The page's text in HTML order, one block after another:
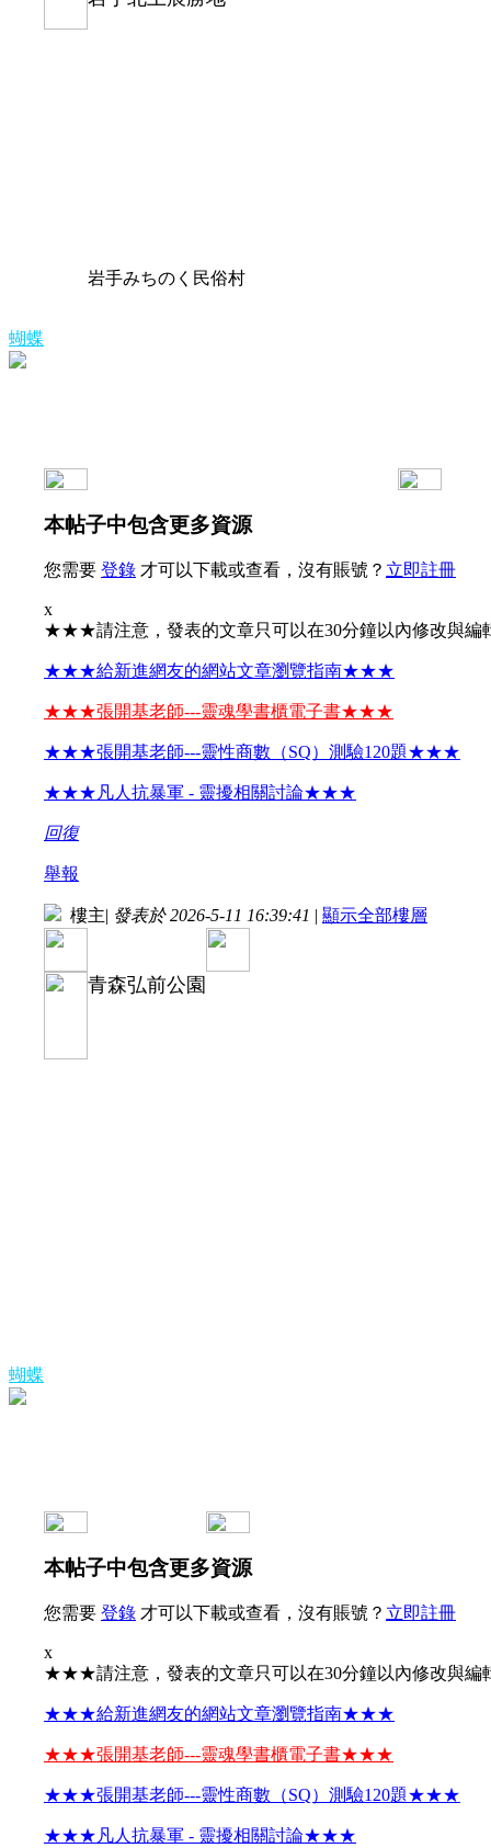
蝴蝶
岩手みちのく民俗村
本帖子中包含更多資源
您需要 登錄 才可以下載或查看，沒有賬號？ 立即註冊
x
★★★請注意，發表的文章只可以在30分鐘以內修改與
★★★給新進網友的網站文章瀏覽指南★★★
★★★張開基老師---靈魂學書櫃電子書★★★
★★★張開基老師---靈性商數（SQ）測驗120題★★★
★★★凡人抗暴軍 - 靈擾相關討論★★★
回復
舉報
蝴蝶
樓主| 發表於 2026-5-11 16:39:41 | 顯示全部樓層
青森弘前公園
本帖子中包含更多資源
您需要 登錄 才可以下載或查看，沒有賬號？ 立即註冊
x
★★★請注意，發表的文章只可以在30分鐘以內修改與
★★★給新進網友的網站文章瀏覽指南★★★
★★★張開基老師---靈魂學書櫃電子書★★★
★★★張開基老師---靈性商數（SQ）測驗120題★★★
★★★凡人抗暴軍 - 靈擾相關討論★★★